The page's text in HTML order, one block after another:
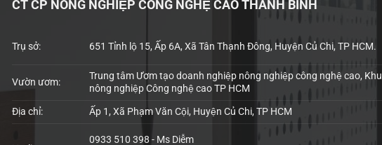
CT CP NÔNG NGHIỆP CÔNG NGHỆ CAO THANH BÌNH
Trụ sở: 651 Tỉnh lộ 15, Ấp 6A, Xã Tân Thạnh Đông, Huyện Củ Chi, TP HCM.
Vườn ươm:
Trung tâm Ươm tạo doanh nghiệp nông nghiệp công nghệ cao, Khu
nông nghiệp Công nghệ cao TP HCM
Địa chỉ: Ấp 1, Xã Phạm Văn Cội, Huyện Củ Chi, TP HCM
0933 510 398 - Ms Diễm